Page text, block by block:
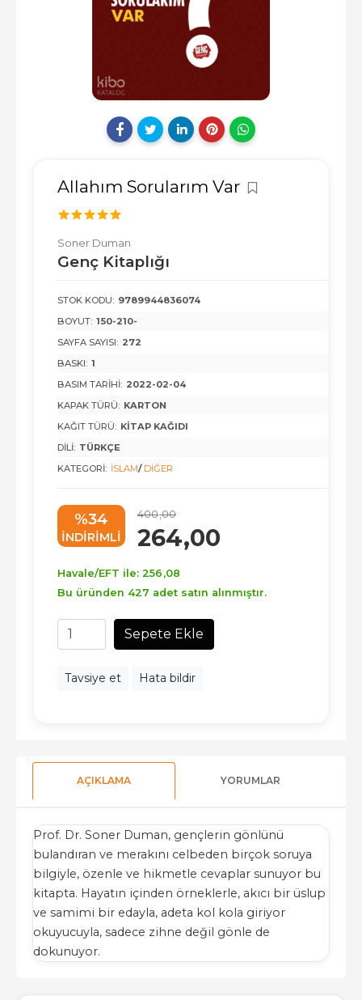
Allahım Sorularım Var
Soner Duman
Genç Kitaplığı
STOK KODU: 9789944836074
BOYUT: 150-210-
SAYFA SAYISI: 272
BASKI: 1
BASIM TARIHI: 2022-02-04
KAPAK TÜRÜ: KARTON
KAĞIT TÜRÜ: KITAP KAĞIDI
DILI: TÜRKÇE
KATEGORI: İSLAM/ DIĞER
%34
INDIRIMLI
400,00
264,00
Havale/EFT ile: 256 ,08
Bu üründen 427 adet satın alınmıştır.
Sepete Ekle
Tavsiye et Hata bildir
AÇIKLAMA YORUMLAR
Prof. Dr. Soner Duman, gençlerin gönlünü
bulandıran ve merakını celbeden birçok soruya
bilgiyle, özenle ve hikmetle cevaplar sunuyor bu
kitapta. Hayatın içinden örneklerle, akıcı bir üslup
ve samimi bir edayla, adeta kol kola giriyor
okuyucuyla, sadece zihne değil gönle de
dokunuyor.